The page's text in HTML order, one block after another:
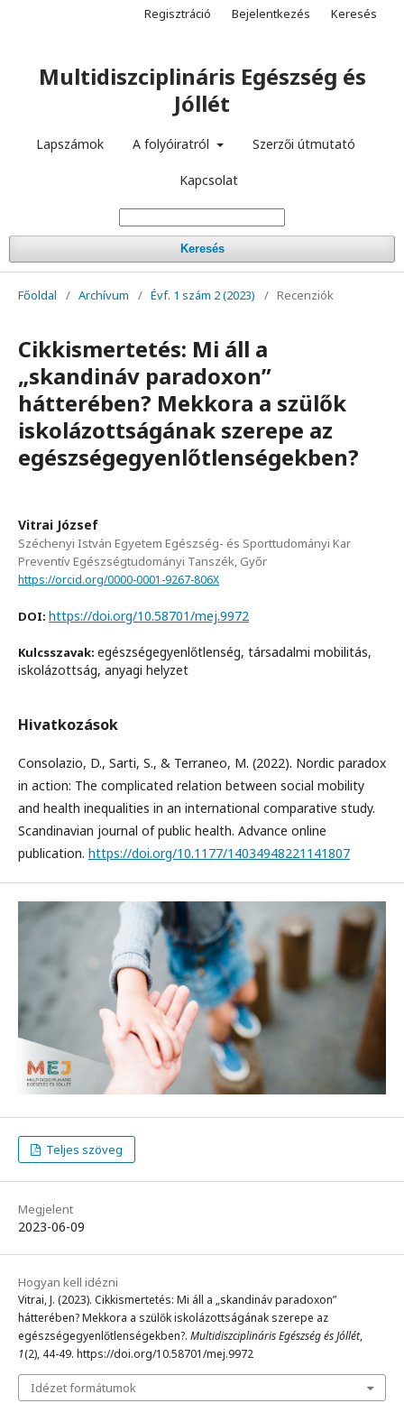
Multidiszciplináris Egészség és
Jóllét
Lapszámok A folyóiratról Szerzői útmutató
Kapcsolat
Keresés
Regisztráció Bejelentkezés Keresés
Főoldal / Archívum / Évf. 1 szám 2 (2023) / Recenziók
Cikkismertetés: Mi áll a
„skandináv paradoxon”
hátterében? Mekkora a szülők
iskolázottságának szerepe az
egészségegyenlőtlenségekben?
Vitrai József
Széchenyi István Egyetem Egészség- és Sporttudományi Kar
Preventív Egészségtudományi Tanszék, Győr
https://orcid.org/0000-0001-9267-806X
DOI: https://doi.org/10.58701/mej.9972
Kulcsszavak: egészségegyenlőtlenség, társadalmi mobilitás,
iskolázottság, anyagi helyzet
Hivatkozások
Consolazio, D., Sarti, S., & Terraneo, M. (2022). Nordic paradox
in action: The complicated relation between social mobility
and health inequalities in an international comparative study.
Scandinavian journal of public health. Advance online
publication. https://doi.org/10.1177/14034948221141807
Teljes szöveg
Megjelent
2023-06-09
Hogyan kell idézni
Vitrai, J. (2023). Cikkismertetés: Mi áll a „skandináv paradoxon”
hátterében? Mekkora a szülők iskolázottságának szerepe az
egészségegyenlőtlenségekben?. Multidiszciplináris Egészség és Jóllét,
1(2), 44-49. https://doi.org/10.58701/mej.9972
Idézet formátumok